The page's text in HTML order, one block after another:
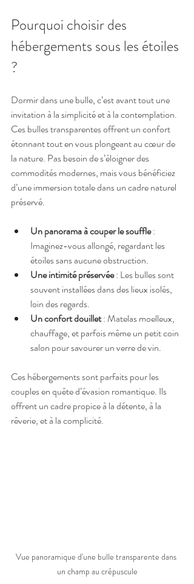
Pourquoi choisir des
hébergements sous les étoiles
?
Dormir dans une bulle, c’est avant tout une
invitation à la simplicité et à la contemplation.
Ces bulles transparentes offrent un confort
étonnant tout en vous plongeant au cœur de
la nature. Pas besoin de s’éloigner des
commodités modernes, mais vous bénéficiez
d’une immersion totale dans un cadre naturel
préservé.
Un panorama à couper le souffle :
Imaginez-vous allongé, regardant les
étoiles sans aucune obstruction.
Une intimité préservée : Les bulles sont
souvent installées dans des lieux isolés,
loin des regards.
Un confort douillet : Matelas moelleux,
chauffage, et parfois même un petit coin
salon pour savourer un verre de vin.
Ces hébergements sont parfaits pour les
couples en quête d’évasion romantique. Ils
offrent un cadre propice à la détente, à la
rêverie, et à la complicité.
Vue panoramique d'une bulle transparente dans
un champ au crépuscule